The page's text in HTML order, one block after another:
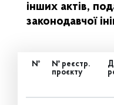
інших актів,
законодавчої
№
№ реєстр.
проєкту